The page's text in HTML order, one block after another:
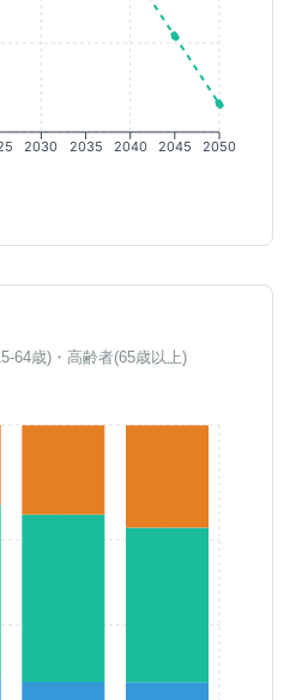
2030 2035 2040 2045 2050
64歳)・高齢者(65歳以上)